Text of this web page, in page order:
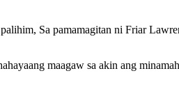
Sa pamamagitan ni Friar
maagaw sa akin ang